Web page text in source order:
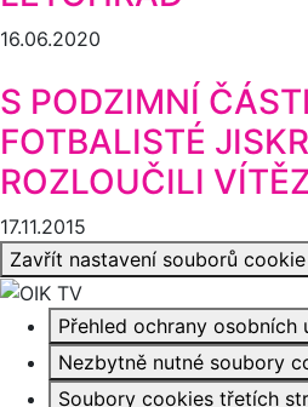
16.06.2020
S PODZIMNÍ
FOTBALISTÉ
ROZLOUČILI
17.11.2015
Zavřít nastavení souborů cookie
Přehled ochrany osobních
Nezbytně nutné soubory
Soubory cookies třetích